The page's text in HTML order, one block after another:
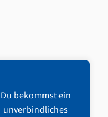
Du bekommst ein
unverbindliches